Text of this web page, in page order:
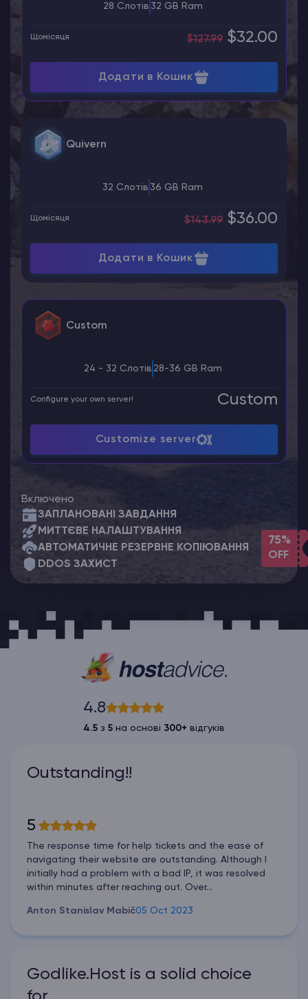
75%
OFF
28 Слотів 32 GB Ram
Щомісяця $127.99 $32.00
Додати в Кошик
Quivern
32 Слотів 36 GB Ram
Щомісяця $143.99 $36.00
Додати в Кошик
Custom
24 - 32 Слотів 28-36 GB Ram
Configure your own server! Custom
Customize server
Включено
ЗАПЛАНОВАНІ ЗАВДАННЯ
МИТТЄВЕ НАЛАШТУВАННЯ
АВТОМАТИЧНЕ РЕЗЕРВНЕ КОПІЮВАННЯ
DDOS ЗАХИСТ
4.8
4.5 з 5 на основі 300+ відгуків
Outstanding!!
5
The response time for help tickets and the ease of
navigating their website are outstanding. Although I
initially had a problem with a bad IP, it was resolved
within minutes after reaching out. Over...
Anton Stanislav Mabič05 Oct 2023
Godlike.Host is a solid choice